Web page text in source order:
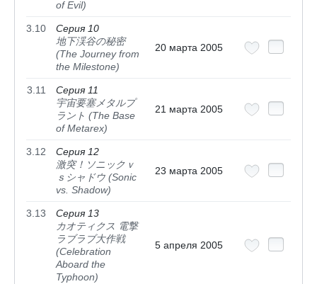
of Evil)
3.10
Серия 10
地下渓谷の秘密
(The Journey from
the Milestone)
20 марта 2005
3.11
Серия 11
宇宙要塞メタルプ
ラント (The Base
of Metarex)
21 марта 2005
3.12
Серия 12
激突！ソニックｖ
ｓシャドウ (Sonic
vs. Shadow)
23 марта 2005
3.13
Серия 13
カオティクス 電撃
ラブラブ大作戦
(Celebration
Aboard the
Typhoon)
5 апреля 2005